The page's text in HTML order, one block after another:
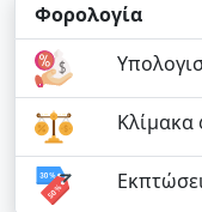
Φορολογία
Κλίμακα